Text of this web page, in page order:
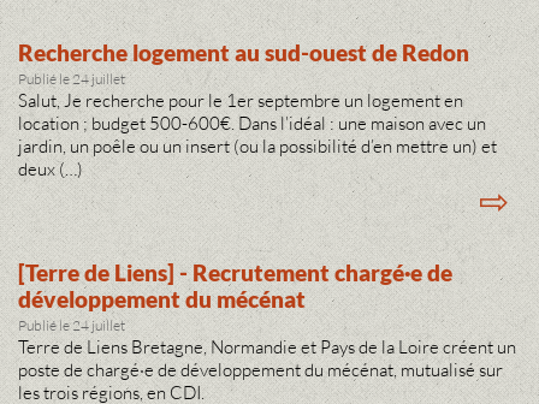
Recherche logement au sud-ouest de Redon
Publié le 24 juillet
Salut, Je recherche pour le 1er septembre un logement en
location ; budget 500-600€. Dans l’idéal : une maison avec un
jardin, un poêle ou un insert (ou la possibilité d’en mettre un) et
deux (…)
⇨
[Terre de Liens] - Recrutement chargé·e de
développement du mécénat
Publié le 24 juillet
Terre de Liens Bretagne, Normandie et Pays de la Loire créent un
poste de chargé·e de développement du mécénat, mutualisé sur
les trois régions, en CDI.